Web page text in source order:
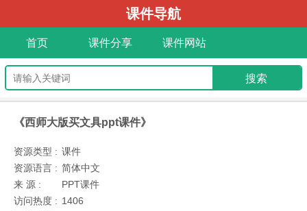
课件导航
首页 课件分享 课件网站
《西师大版买文具ppt课件》
资源类型 : 课件
资源语言 : 简体中文
来 源 :
PPT课件
访问热度 : 1406